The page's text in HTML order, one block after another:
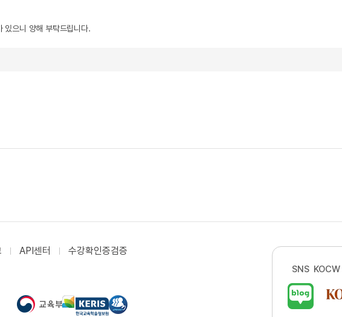
있으니 양해 부탁드립니다.
API센터 수강확인증검증
SNS